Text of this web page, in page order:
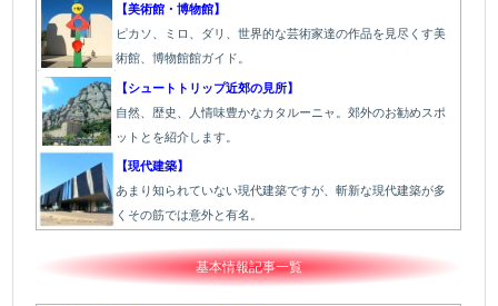
【美術館・博物館】
ピカソ、ミロ、ダリ、世界的な芸術家達の作品を見尽くす美
術館、博物館館ガイド。
【シュートトリップ近郊の見所】
自然、歴史、人情味豊かなカタルーニャ。郊外のお勧めスポ
ットとを紹介します。
【現代建築】
あまり知られていない現代建築ですが、斬新な現代建築が多
くその筋では意外と有名。
基本情報記事一覧